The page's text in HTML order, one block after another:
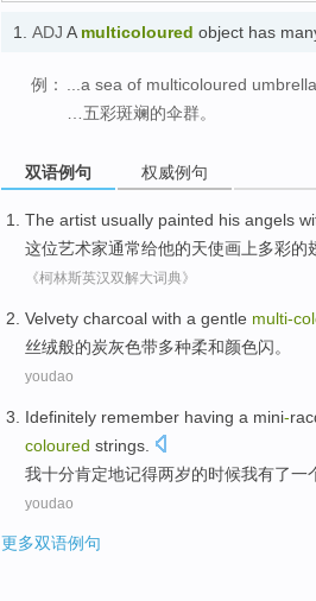
1. ADJ A multicoloured object has
例： ...a sea of multicoloured
…五彩斑斓的伞群。
双语例句 权威例句
The artist usually painted his angels
这位艺术家通常给他的天使画 上多彩的
《柯林斯英汉双解大词典》
Velvety charcoal with a gentle multi-
丝绒般的炭灰色带多种柔和颜色闪。
youdao
Idefinitely remember having a mini-
coloured strings
我十分肯定地记得两岁的时候我有了一
youdao
更多双语例句